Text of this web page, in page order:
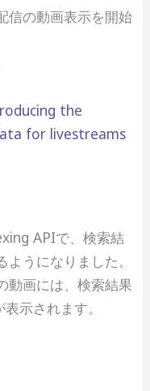
信の動画表示を開始
the
for livestreams
APIで、検索結
うになりました。
動画には、検索結果
示されます。